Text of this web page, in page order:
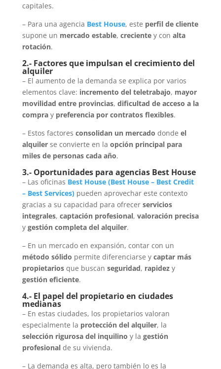
capitales.
– Para una agencia Best House, este perfil de cliente
supone un mercado estable, crecientey con alta
rotación.
2.- Factores que impulsan el crecimiento del
alquiler
– El aumento de la demanda se explica por varios
elementos clave: incremento del teletrabajo, mayor
movilidad entre provincias, dificultad de acceso a la
compray preferencia por contratos flexibles.
– Estos factores consolidan un mercado donde el
alquilerse convierte en la opción principal para
miles de personas cada año.
3.- Oportunidades para agencias Best House
– Las oficinas Best House (Best House– Best Credit
– Best Services)pueden aprovechar este contexto
gracias a su capacidad para ofrecer servicios
integrales, captación profesional, valoración precisa
y gestión completa del alquiler.
– En un mercado en expansión, contar con un
método sólido permite diferenciarse y captar más
propietariosque buscan seguridad, rapidezy
gestión eficiente.
4.- El papel del propietario en ciudades
medianas
– En estas ciudades, los propietarios valoran
especialmente la protección del alquiler, la
selección rigurosa del inquilino y la gestión
profesionalde su vivienda.
– La demanda es alta, pero también lo es la